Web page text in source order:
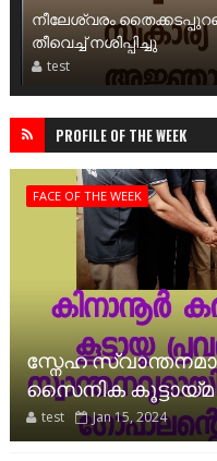
നീലേശ്വരം
തീവെച്ച് നശിപ്പിച്ചു
test
PROFILE OF THE WEEK
FACE OF THE WEEK
സ്നേഹ
സൈനിക കൂട്ടായ്മ
test Jan 15, 2024